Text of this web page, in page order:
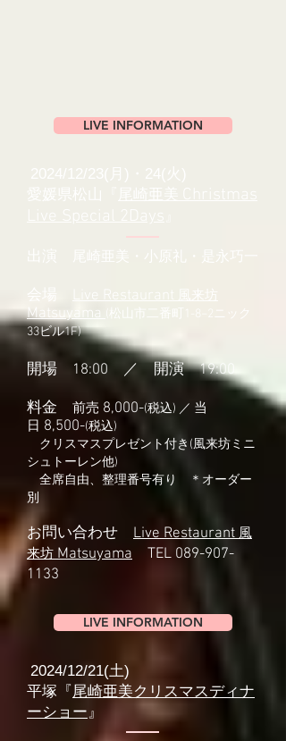
LIVE INFORMATION
2024/12/23(月)・24(火)
愛媛県松山『 尾崎亜美Christmas
Live Special 2Days
出演 尾崎亜美・小原礼・是永巧一
会場 Live Restaurant風来坊
Matsuyama 松山市二番町1-8−2ニック
33ビル1F)
開場 18:00 ／ 開演 19:00
料金 前売 8,000-(税込) ／ 当
日 8,500-(税込)
クリスマスプレゼント付き(風来坊ミニ
シュトーレン他)
全席自由、整理番号有り ＊オーダー
別
お問い合わせ Live Restaurant風
来坊Matsuyama TEL 089-907-
1133
LIVE INFORMATION
2024/12/21(土)
平塚『 尾崎亜美クリスマスディナ
ーショー』